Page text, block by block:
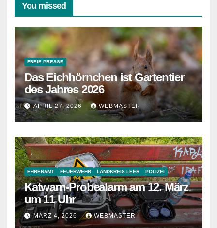
You missed
FREIE PRESSE
Das Eichhörnchen ist Gartentier
des Jahres 2026
APRIL 27, 2026 WEBMASTER
EHRENAMT FEUERWEHR LANDKREIS LEER POLIZEI
Katwarn-Probealarm am 12. März
um 11 Uhr
MÄRZ 4, 2026 WEBMASTER